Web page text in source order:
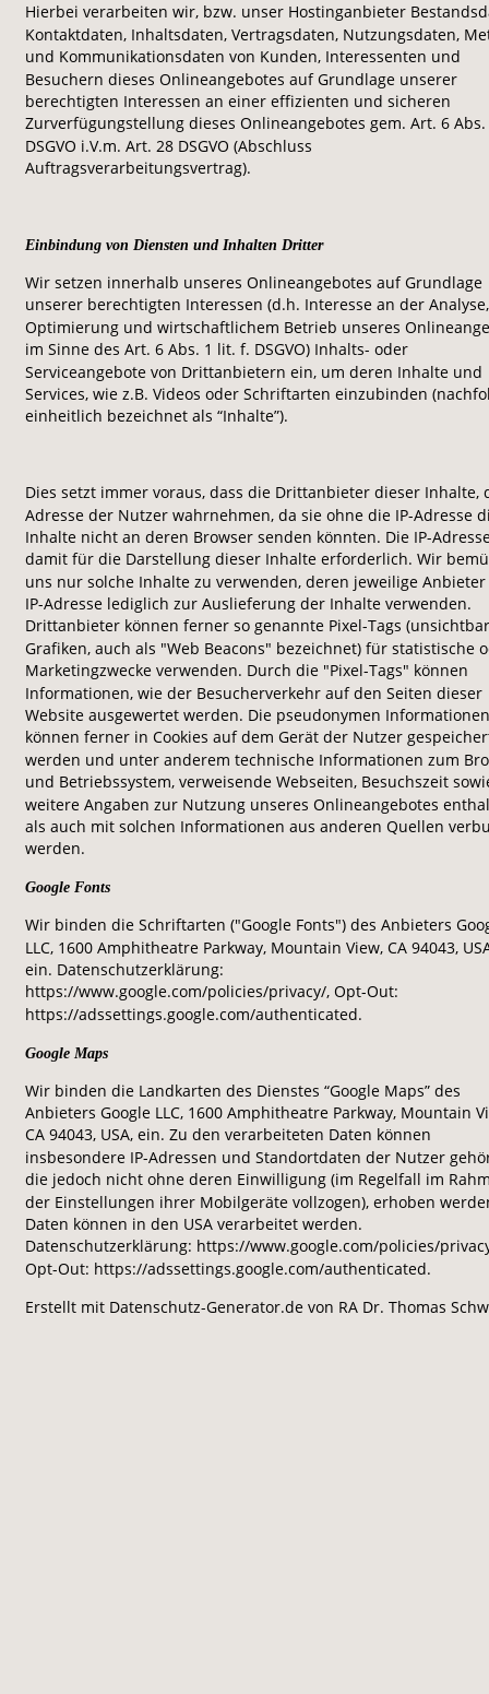
Hierbei verarbeiten wir, bzw. unser Hostinganbieter
Kontaktdaten, Inhaltsdaten, Vertragsdaten, Nutzungsdaten,
und Kommunikationsdaten von Kunden, Interessenten und
Besuchern dieses Onlineangebotes auf Grundlage unserer
berechtigten Interessen an einer effizienten und sicheren
Zurverfügungstellung dieses Onlineangebotes gem. Art. 6
DSGVO i.V.m. Art. 28 DSGVO (Abschluss
Auftragsverarbeitungsvertrag).
Einbindung von Diensten und Inhalten Dritter
Wir setzen innerhalb unseres Onlineangebotes auf Grundlage
unserer berechtigten Interessen (d.h. Interesse an der
Optimierung und wirtschaftlichem Betrieb unseres
im Sinne des Art. 6 Abs. 1 lit. f. DSGVO) Inhalts- oder
Serviceangebote von Drittanbietern ein, um deren Inhalte und
Services, wie z.B. Videos oder Schriftarten einzubinden
einheitlich bezeichnet als “Inhalte”).
Dies setzt immer voraus, dass die Drittanbieter dieser Inhalte,
Adresse der Nutzer wahrnehmen, da sie ohne die IP-Adresse
Inhalte nicht an deren Browser senden könnten. Die IP-
damit für die Darstellung dieser Inhalte erforderlich. Wir
uns nur solche Inhalte zu verwenden, deren jeweilige
IP-Adresse lediglich zur Auslieferung der Inhalte verwenden.
Drittanbieter können ferner so genannte Pixel-Tags
Grafiken, auch als "Web Beacons" bezeichnet) für statistische
Marketingzwecke verwenden. Durch die "Pixel-Tags" können
Informationen, wie der Besucherverkehr auf den Seiten dieser
Website ausgewertet werden. Die pseudonymen
können ferner in Cookies auf dem Gerät der Nutzer
werden und unter anderem technische Informationen zum
und Betriebssystem, verweisende Webseiten, Besuchszeit
weitere Angaben zur Nutzung unseres Onlineangebotes
als auch mit solchen Informationen aus anderen Quellen
werden.
Google Fonts
Wir binden die Schriftarten ("Google Fonts") des Anbieters
LLC, 1600 Amphitheatre Parkway, Mountain View, CA 94043,
ein. Datenschutzerklärung:
https://www.google.com/policies/privacy/, Opt-Out:
https://adssettings.google.com/authenticated.
Google Maps
Wir binden die Landkarten des Dienstes “Google Maps” des
Anbieters Google LLC, 1600 Amphitheatre Parkway, Mountain
CA 94043, USA, ein. Zu den verarbeiteten Daten können
insbesondere IP-Adressen und Standortdaten der Nutzer
die jedoch nicht ohne deren Einwilligung (im Regelfall im
der Einstellungen ihrer Mobilgeräte vollzogen), erhoben
Daten können in den USA verarbeitet werden.
Datenschutzerklärung: https://www.google.com/policies/
Opt-Out: https://adssettings.google.com/authenticated.
Erstellt mit Datenschutz-Generator.de von RA Dr. Thomas